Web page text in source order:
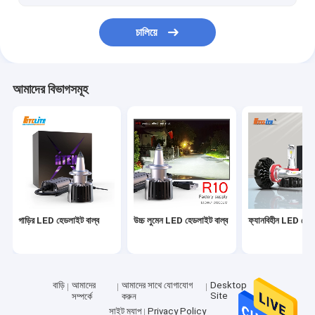
চালিয়ে
আমাদের বিভাগসমূহ
গাড়ির LED হেডলাইট বাল্ব উচ্চ লুমেন LED হেডলাইট বাল্ব ফ্যানবিহীন LED
বাড়ি
আমাদের
সম্পর্কে
আমাদের সাথে যোগাযোগ
করুন
Desktop
Site
সাইট ম্যাপ
Privacy Policy